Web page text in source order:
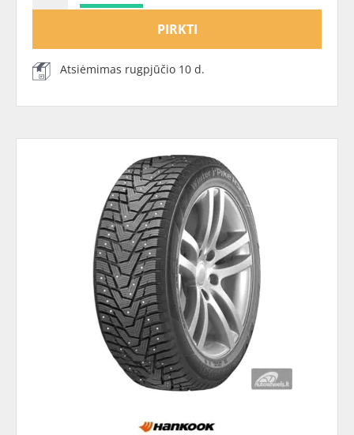
PIRKTI
Atsiėmimas rugpjūčio 10 d.